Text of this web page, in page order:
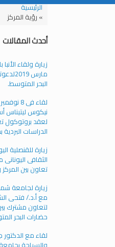
الرئيسية
» رؤية المركز
أحدث المقالات
مارس
البحر المتوسط.
نيكوس ليتيناس
لعقد بروتوكول
الدراسات
زيارة للقنصلية
الثقافى
تعاون بين المركز
مع أ.د./ فتحى
لتعاون مشترك
حضارات البحر
لقاء مع الدكتور